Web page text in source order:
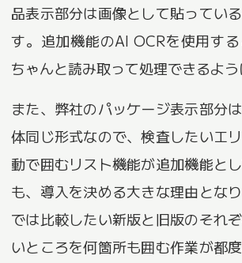
品表示部分は画像として貼ってい
す。追加機能のAI OCRを使用す
ちゃんと読み取って処理できるよう
また、弊社のパッケージ表示部分
体同じ形式なので、検査したいエ
動で囲むリスト機能が追加機能と
も、導入を決める大きな理由とな
では比較したい新版と旧版のそれ
いところを何箇所も囲む作業が都度